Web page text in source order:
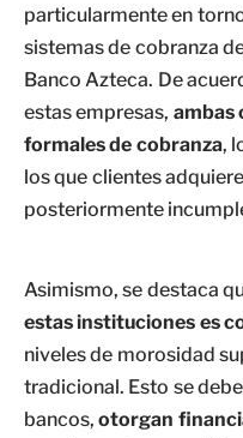
particularmente en
sistemas de cobranza
Banco Azteca. De
estas empresas, ambas
formales de cobranza,
los que clientes
posteriormente
Asimismo, se destaca
estas instituciones es
niveles de morosidad
tradicional. Esto se
bancos,otorgan